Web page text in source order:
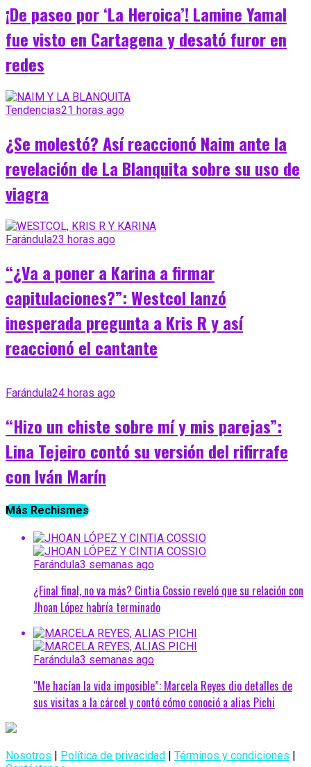
¡De paseo por ‘La Heroica’! Lamine Yamal
fue visto en Cartagena y desató furor en
redes
Tendencias21 horas ago
¿Se molestó? Así reaccionó Naim ante la
revelación de La Blanquita sobre su uso de
viagra
Farándula23 horas ago
“¿Va a poner a Karina a firmar
capitulaciones?”: Westcol lanzó
inesperada pregunta a Kris R y así
reaccionó el cantante
Farándula24 horas ago
“Hizo un chiste sobre mí y mis parejas”:
Lina Tejeiro contó su versión del rifirrafe
con Iván Marín
Más Rechismes
Farándula3 semanas ago
¿Final final, no va más? Cintia Cossio reveló que su relación con
Jhoan López habría terminado
Farándula3 semanas ago
“Me hacían la vida imposible”: Marcela Reyes dio detalles de
sus visitas a la cárcel y contó cómo conoció a alias Pichi
Nosotros | Política de privacidad | Términos y condiciones |